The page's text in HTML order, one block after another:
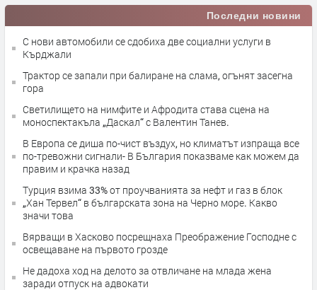
Последни новини
С нови автомобили се сдобиха две социални услуги в
Кърджали
Трактор се запали при балиране на слама, огънят засегна
гора
Светилището на нимфите и Афродита става сцена на
моноспектакъла „Даскал“ с Валентин Танев.
В Европа се диша по-чист въздух, но климатът изпраща все
по-тревожни сигнали- В България показваме как можем да
правим и крачка назад
Турция взима 33% от проучванията за нефт и газ в блок
„Хан Тервел“ в българската зона на Черно море. Какво
значи това
Вярващи в Хасково посрещнаха Преображение Господне с
освещаване на първото грозде
Не дадоха ход на делото за отвличане на млада жена
заради отпуск на адвокати